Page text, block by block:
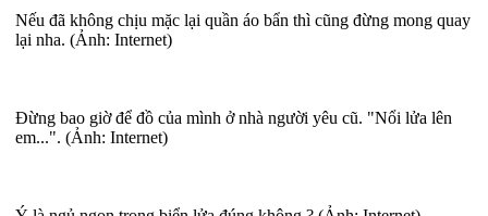
Nếu đã không chịu mặc lại quần áo bẩn thì cũng đừng mong quay
lại nha. (Ảnh: Internet)
Đừng bao giờ để đồ của mình ở nhà người yêu cũ. "Nổi lửa lên
em...". (Ảnh: Internet)